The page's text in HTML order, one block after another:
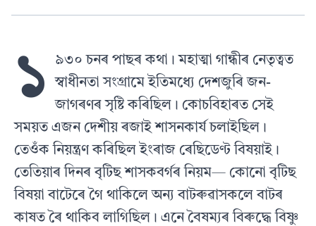
১
৯৩০ চনৰ পাছৰ কথা। মহাত্মা গান্ধীৰ নেতৃত্বত
স্বাধীনতা সংগ্ৰামে ইতিমধ্যে দেশজুৰি জন-
জাগৰণৰ সৃষ্টি কৰিছিল। কোচবিহাৰত সেই
সময়ত এজন দেশীয় ৰজাই শাসনকার্য চলাইছিল।
তেওঁক নিয়ন্ত্ৰণ কৰিছিল ইংৰাজ ৰেছিডেণ্ট বিষয়াই।
তেতিয়াৰ দিনৰ বৃটিছ শাসকবর্গৰ নিয়ম— কোনো বৃটিছ
বিষয়া বাটেৰে গৈ থাকিলে অন্য বাটৰুৱাসকলে বাটৰ
কাষত ৰৈ থাকিব লাগিছিল। এনে বৈষম্যৰ বিৰুদ্ধে বিষ্ণু